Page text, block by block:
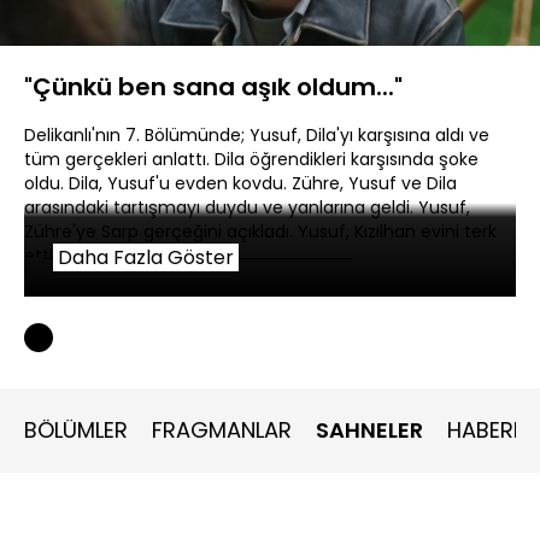
Aç
480P
Oynatma
Hızı
"Çünkü ben sana aşık oldum..."
Delikanlı'nın 7. Bölümünde; Yusuf, Dila'yı karşısına aldı ve
tüm gerçekleri anlattı. Dila öğrendikleri karşısında şoke
oldu. Dila, Yusuf'u evden kovdu. Zühre, Yusuf ve Dila
arasındaki tartışmayı duydu ve yanlarına geldi. Yusuf,
Zühre'ye Sarp gerçeğini açıkladı. Yusuf, Kızılhan evini terk
Daha Fazla Göster
BÖLÜMLER FRAGMANLAR SAHNELER